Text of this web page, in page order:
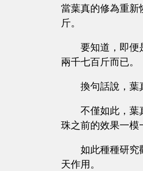
當葉真的修為重新
斤。
要知道，即便
兩千七百斤而已。
換句話說，葉
不僅如此，葉
珠之前的效果一模
如此種種研
天作用。